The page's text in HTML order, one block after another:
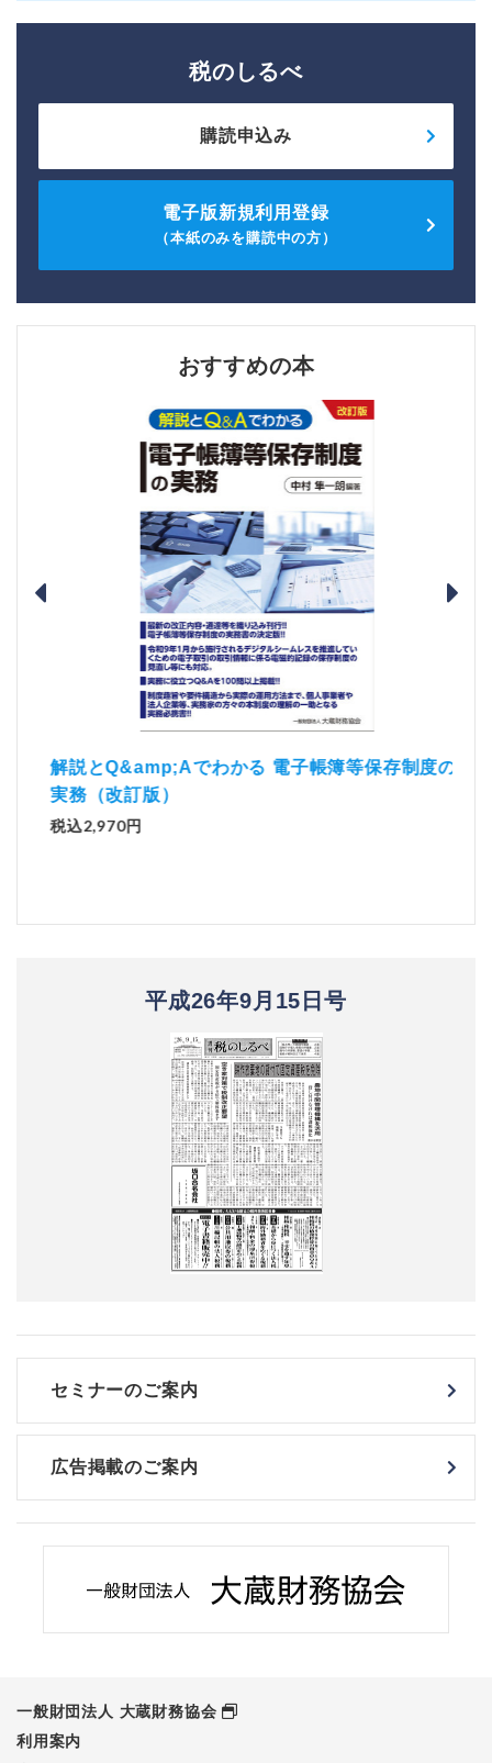
税のしるべ
購読申込み
電子版新規利用登録
（本紙のみを購読中の方）
おすすめの本
解説とQ&amp;Aでわかる 電子帳簿等保存制度の
実務（改訂版）
税込2,970円
平成26年9月15日号
セミナーのご案内
広告掲載のご案内
一般財団法人 大蔵財務協会
利用案内